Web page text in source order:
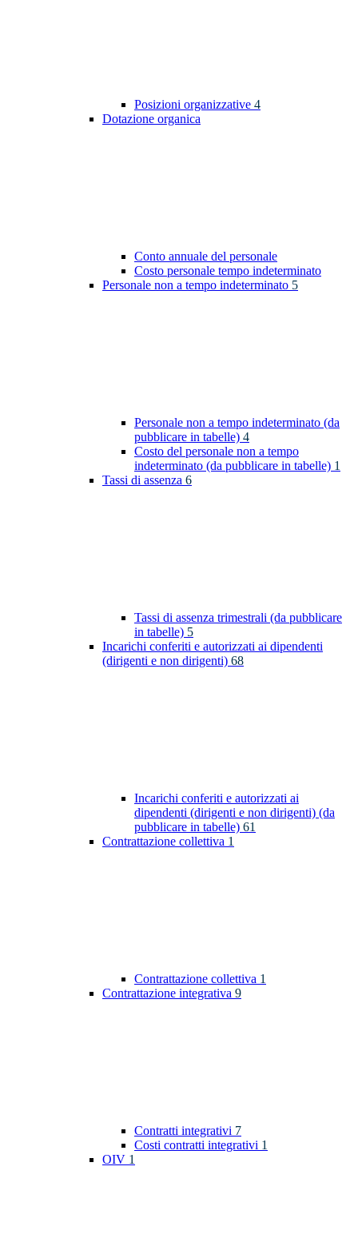
Posizioni organizzative 4
Dotazione organica
Conto annuale del personale
Costo personale tempo indeterminato
Personale non a tempo indeterminato 5
Personale non a tempo indeterminato (da
pubblicare in tabelle) 4
Costo del personale non a tempo
indeterminato (da pubblicare in tabelle) 1
Tassi di assenza 6
Tassi di assenza trimestrali (da pubblicare
in tabelle) 5
Incarichi conferiti e autorizzati ai dipendenti
(dirigenti e non dirigenti) 68
Incarichi conferiti e autorizzati ai
dipendenti (dirigenti e non dirigenti) (da
pubblicare in tabelle) 61
Contrattazione collettiva 1
Contrattazione collettiva 1
Contrattazione integrativa 9
Contratti integrativi 7
Costi contratti integrativi 1
OIV 1